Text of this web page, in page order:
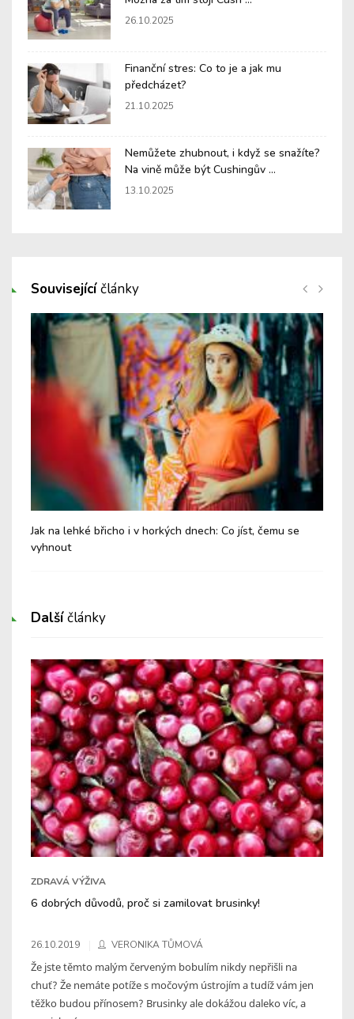
26.10.2025
Finanční stres: Co to je a jak mu
předcházet?
21.10.2025
Nemůžete zhubnout, i když se snažíte?
Na vině může být Cushingův ...
13.10.2025
Souvisejícíčlánky
Jak na lehké břicho i v horkých dnech: Co jíst, čemu se
vyhnout
Dalšíčlánky
ZDRAVÁ VÝŽIVA
6 dobrých důvodů, proč si zamilovat brusinky!
26.10.2019 VERONIKA TŮMOVÁ
Že jste těmto malým červeným bobulím nikdy nepřišli na
chuť? Že nemáte potíže s močovým ústrojím a tudíž vám jen
těžko budou přínosem? Brusinky ale dokážou daleko víc, a